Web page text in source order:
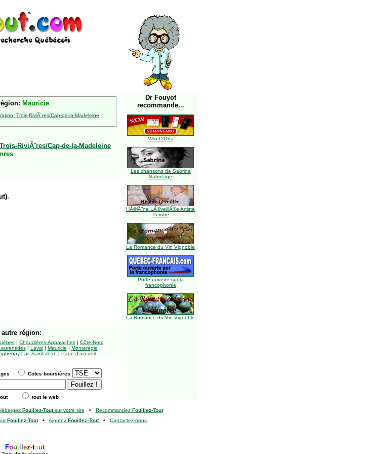
Mauricie
Trois-RiviÃ¨res/Cap-de-la-Madeleine
RiviÃ¨res/Cap-de-la-Madeleine
Dr Fouyot
recommande...
Villa D'Orta
Les chansons de Sabrina
Sabotage
HÃ©lÃ¨ne LÃ©veillÃ©e Artiste
Peintre
La Romance du Vin Vignoble
Porte ouverte sur la
francophonie
La Romance du Vin Vignoble
région:
| Chaudières-Appalaches| Côte-Nord
| Laval| Mauricie | Montérégie
Lac-Saint-Jean | Page d'accueil
Cotes boursières
tout le web
Fouillez-Toutsur votre site • Recommandez Fouillez-Tout
Fouillez-Tout• Ajoutez Fouillez-Tout • Contactez-nous
Foui ez-tout